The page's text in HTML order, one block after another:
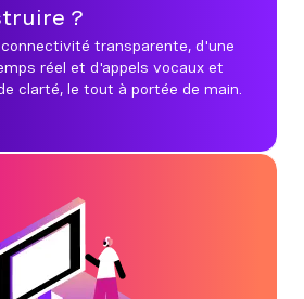
?
transparente, d'une
réel et d'appels vocaux et
clarté, le tout à portée de main.